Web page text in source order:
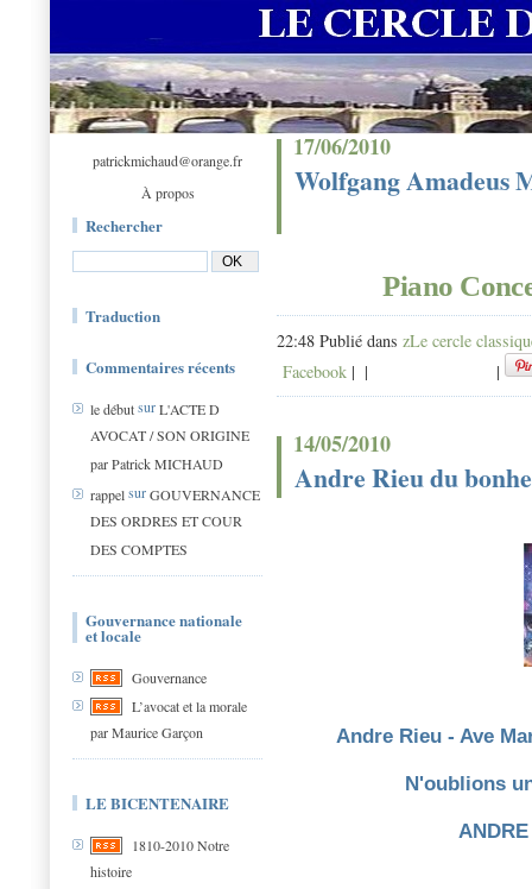
patrickmichaud@orange.fr
À propos
Rechercher
Traduction
Commentaires récents
le débutsurL'ACTE D
AVOCAT / SON ORIGINE
par Patrick MICHAUD
rappelsurGOUVERNANCE
DES ORDRES ET COUR
DES COMPTES
Gouvernance nationale
et locale
Gouvernance
L’avocat et la morale
par Maurice Garçon
LE BICENTENAIRE
1810-2010 Notre
histoire
17/06/2010
Wolfgang Amadeus
Piano
22:48 Publié dans zLe cercle
Facebook | | |
14/05/2010
Andre Rieu du
Andre Rieu - Ave
N'oublions